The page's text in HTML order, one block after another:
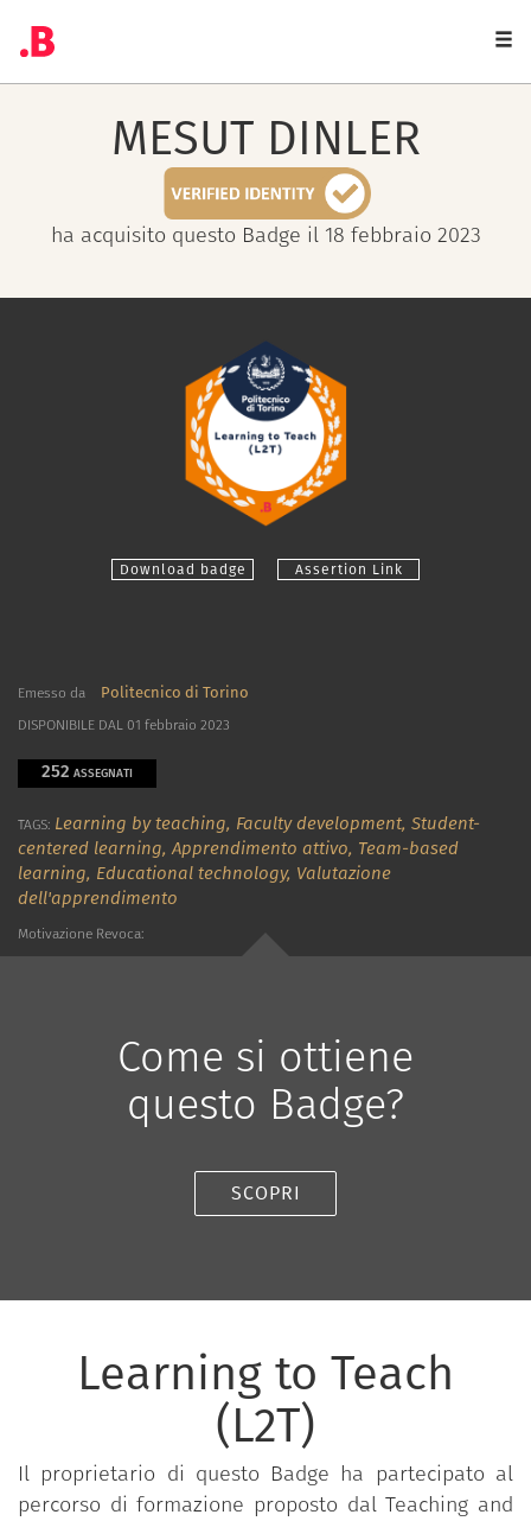
MESUT DINLER
ha acquisito questo Badge il 18 febbraio 2023
Download badge Assertion Link
Emesso da Politecnico di Torino
DISPONIBILE DAL 01 febbraio 2023
252 ASSEGNATI
TAGS: Learning by teaching, Faculty development, Student-
centered learning,Apprendimento attivo, Team-based
learning, Educational technology, Valutazione
dell'apprendimento
Motivazione Revoca:
Come si ottiene
questo Badge?
SCOPRI
Learning to Teach
(L2T)
Il proprietario di questo Badge ha partecipato al
percorso di formazione proposto dal Teaching and